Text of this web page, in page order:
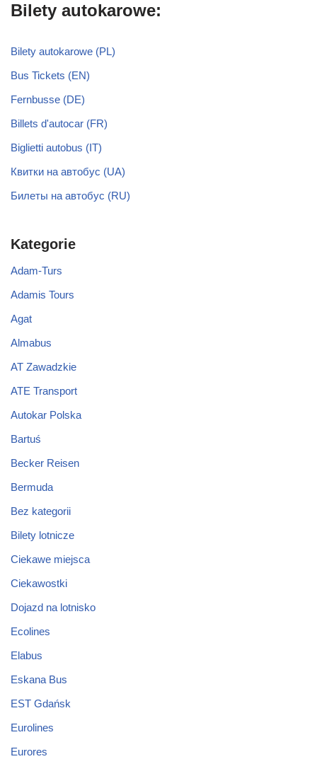
Bilety autokarowe:
Bilety autokarowe (PL)
Bus Tickets (EN)
Fernbusse (DE)
Billets d'autocar (FR)
Biglietti autobus (IT)
Квитки на автобус (UA)
Билеты на автобус (RU)
Kategorie
Adam-Turs
Adamis Tours
Agat
Almabus
AT Zawadzkie
ATE Transport
Autokar Polska
Bartuś
Becker Reisen
Bermuda
Bez kategorii
Bilety lotnicze
Ciekawe miejsca
Ciekawostki
Dojazd na lotnisko
Ecolines
Elabus
Eskana Bus
EST Gdańsk
Eurolines
Eurores